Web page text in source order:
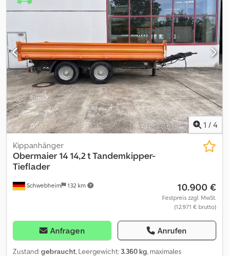
5.000mm Breite: Gesamtbreite 2.550mm / Pritschenbreite
2.470mm Dsdjw Nu Ndspfx Akrsck Ladehöhe: ca. 900mm Weitere
Infos - 500mm Bordwände mit Hebehilfe - klappbar, abnehmbar -
GFA Achsen - Heckabstützung - LED-Rückfahrsch. - Kunststoff
Werkzeugkasten - Anlegerampen optional gegen Mehrpreis
1.150,00 ¤ Weitere Tandem 3 Seiten Kippanhänger - neu und
gebraucht - sofort verfügbar.
1 / 4
Schwebheim 132 km
Kippanhänger
Obermaier14 14,2 t Tandemkipper-
Tieflader
10.900 €
Festpreis zzgl. MwSt.
(12.971 € brutto)
Anfragen Anrufen
Zustand:gebraucht, Leergewicht: 3.360 kg, maximales